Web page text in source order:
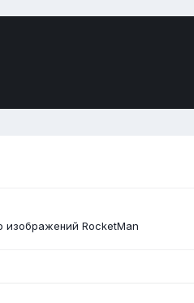
изображений RocketMan